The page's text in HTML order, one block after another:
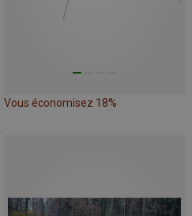
Vous économisez 18%